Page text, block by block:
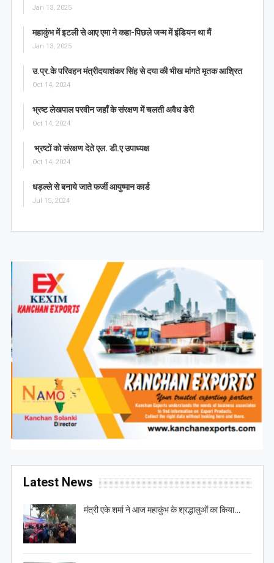
Jan 13, 2025
महाकुंभ में इटली से आए एमा ने कहा-पिछले जन्म में इंडियन था मैं
Jan 13, 2025
उ.प्र.के परिवहन मंत्रीदयाशंकर सिंह से दया की भीख मांगते मृतक आश्रित
Oct 14, 2024
भ्रष्ट लेखपाल परवीन जहाँ के संरक्षण में चलती अवैध डेरी
Oct 14, 2024
भ्रष्टों को संरक्षण देते एल. डी.ए उपाध्यक्ष
Oct 14, 2024
धड़ल्ले से बनाये जाते फर्जी आयुष्मान कार्ड
Jul 15, 2024
Latest News
मंत्री एके शर्मा ने आज महाकुंभ के श्रद्धालुओं का किया…